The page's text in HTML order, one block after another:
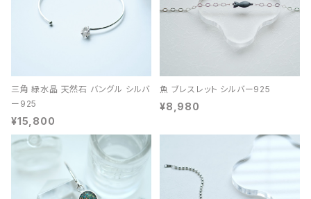
三角 緑水晶 天然石 バングル シルバ
ー925
¥15,800
魚 ブレスレット シルバー925
¥8,980